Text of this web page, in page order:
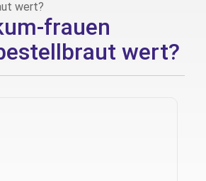
wert?
frauen
wert?